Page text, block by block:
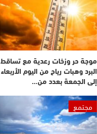
موجة حر وزخات رعدية مع تساقط
البرد وهبات رياح من اليوم الأربعاء
إلى الجمعة بعدد من…
مجتمع